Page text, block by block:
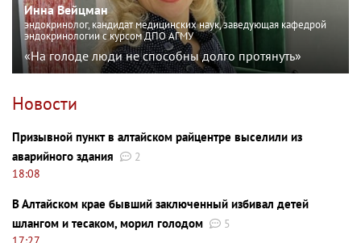
Инна Вейцман
эндокринолог, кандидат медицинских наук, заведующая кафедрой
эндокринологии с курсом ДПО АГМУ
«На голоде люди не способны долго протянуть»
Новости
Призывной пункт в алтайском райцентре выселили из
аварийного здания
2
18:08
В Алтайском крае бывший заключенный избивал детей
шлангом и тесаком, морил голодом
5